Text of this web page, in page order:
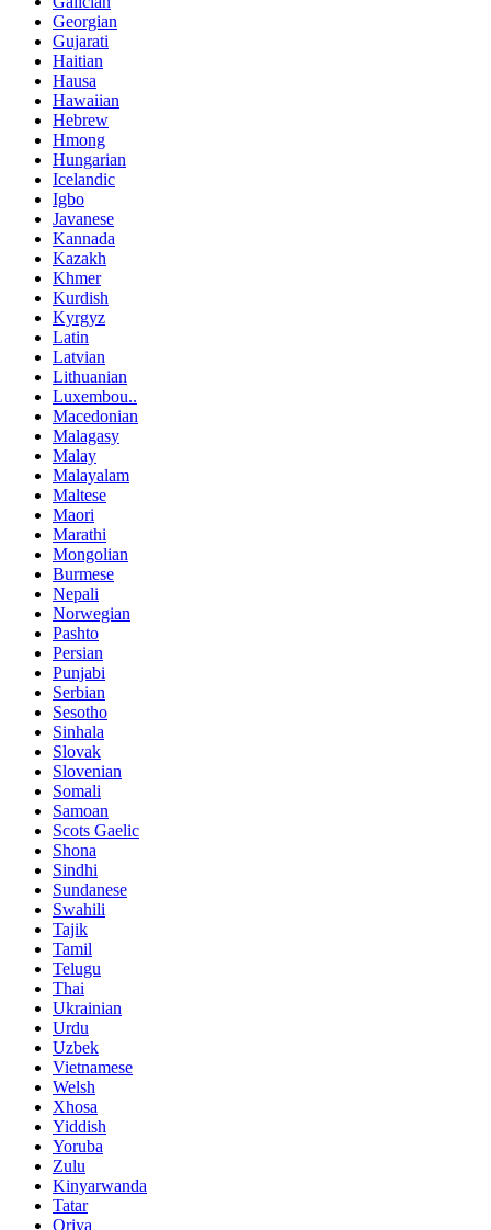
Georgian
Gujarati
Haitian
Hausa
Hawaiian
Hebrew
Hmong
Hungarian
Icelandic
Igbo
Javanese
Kannada
Kazakh
Khmer
Kurdish
Kyrgyz
Latin
Latvian
Lithuanian
Luxembou..
Macedonian
Malagasy
Malay
Malayalam
Maltese
Maori
Marathi
Mongolian
Burmese
Nepali
Norwegian
Pashto
Persian
Punjabi
Serbian
Sesotho
Sinhala
Slovak
Slovenian
Somali
Samoan
Scots Gaelic
Shona
Sindhi
Sundanese
Swahili
Tajik
Tamil
Telugu
Thai
Ukrainian
Urdu
Uzbek
Vietnamese
Welsh
Xhosa
Yiddish
Yoruba
Zulu
Kinyarwanda
Tatar
Oriya